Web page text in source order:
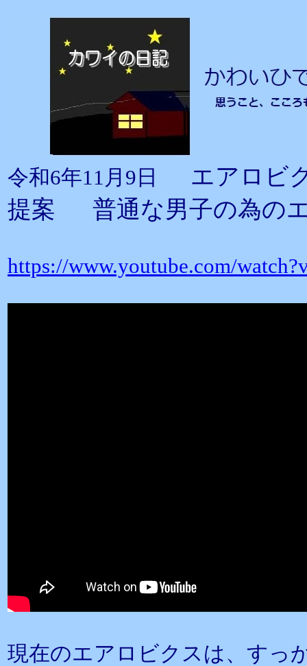
令和6年11月9日
エアロビ
提案 普通な男子の為の
https://www.youtube.com/
現在のエアロビクスは、すっ